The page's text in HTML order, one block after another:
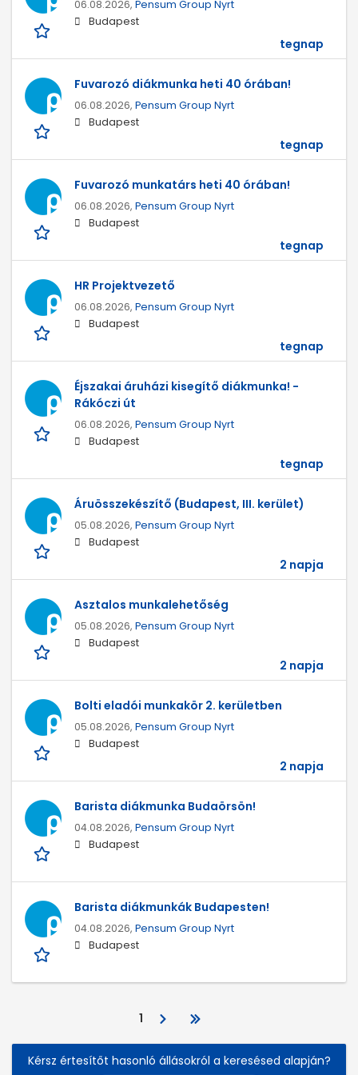
06.08.2026, Pensum Group Nyrt
Budapest
tegnap
Fuvarozó diákmunka heti 40 órában!
06.08.2026, Pensum Group Nyrt
Budapest
tegnap
Fuvarozó munkatárs heti 40 órában!
06.08.2026, Pensum Group Nyrt
Budapest
tegnap
HR Projektvezető
06.08.2026, Pensum Group Nyrt
Budapest
tegnap
Éjszakai áruházi kisegítő diákmunka! -
Rákóczi út
06.08.2026, Pensum Group Nyrt
Budapest
tegnap
Áruösszekészítő (Budapest, III. kerület)
05.08.2026, Pensum Group Nyrt
Budapest
2 napja
Asztalos munkalehetőség
05.08.2026, Pensum Group Nyrt
Budapest
2 napja
Bolti eladói munkakör 2. kerületben
05.08.2026, Pensum Group Nyrt
Budapest
2 napja
Barista diákmunka Budaörsön!
04.08.2026, Pensum Group Nyrt
Budapest
Barista diákmunkák Budapesten!
04.08.2026, Pensum Group Nyrt
Budapest
1
Kérsz értesítőt hasonló állásokról a keresésed alapján?